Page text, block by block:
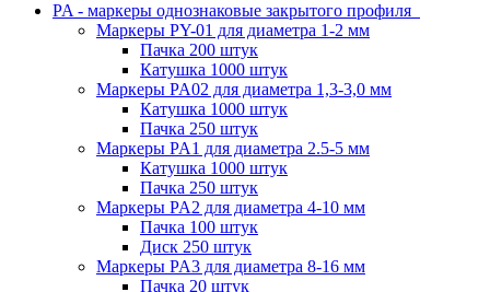
PA - маркеры однознаковые закрытого профиля
Маркеры PY-01 для диаметра 1-2 мм
Пачка 200 штук
Катушка 1000 штук
Маркеры PA02 для диаметра 1,3-3,0 мм
Катушка 1000 штук
Пачка 250 штук
Маркеры PA1 для диаметра 2.5-5 мм
Катушка 1000 штук
Пачка 250 штук
Маркеры PA2 для диаметра 4-10 мм
Пачка 100 штук
Диск 250 штук
Маркеры PA3 для диаметра 8-16 мм
Пачка 20 штук